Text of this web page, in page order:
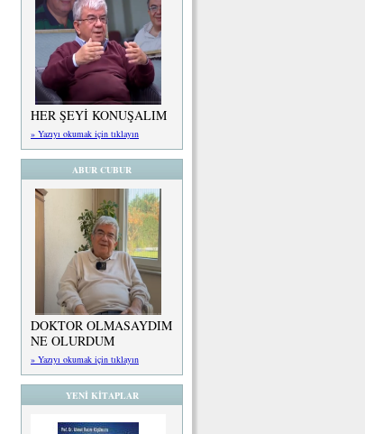
HER ŞEYİ KONUŞALIM
» Yazıyı okumak için tıklayın
ABUR CUBUR
DOKTOR OLMASAYDIM
NE OLURDUM
» Yazıyı okumak için tıklayın
YENİ KİTAPLAR